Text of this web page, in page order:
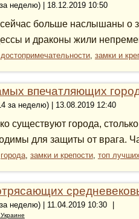
неделю) | 18.12.2019 10:50
больше наслышаны о
и драконы жили
достопримечательности, замки и
впечатляющих
за неделю) | 13.08.2019 12:40
существуют города,
для защиты от врага.
города, замки и крепости, топ лучших
неделю) | 11.04.2019 10:30